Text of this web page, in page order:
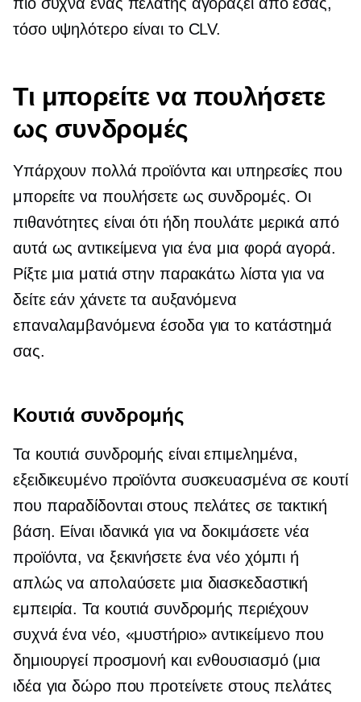
τόσο υψηλότερο είναι το CLV.
Τι μπορείτε να πουλήσετε
ως συνδρομές
Υπάρχουν πολλά προϊόντα και υπηρεσίες που
μπορείτε να πουλήσετε ως συνδρομές. Οι
πιθανότητες είναι ότι ήδη πουλάτε μερικά από
αυτά ως αντικείμενα για ένα μια φορά αγορά.
Ρίξτε μια ματιά στην παρακάτω λίστα για να
δείτε εάν χάνετε τα αυξανόμενα
επαναλαμβανόμενα έσοδα για το κατάστημά
σας.
Κουτιά συνδρομής
Τα κουτιά συνδρομής είναι επιμελημένα,
εξειδικευμένοπροϊόντα συσκευασμένα σε κουτί
που παραδίδονται στους πελάτες σε τακτική
βάση. Είναι ιδανικά για να δοκιμάσετε νέα
προϊόντα, να ξεκινήσετε ένα νέο χόμπι ή
απλώς να απολαύσετε μια διασκεδαστική
εμπειρία. Τα κουτιά συνδρομής περιέχουν
συχνά ένα νέο, «μυστήριο» αντικείμενο που
δημιουργεί προσμονή και ενθουσιασμό (μια
ιδέα για δώρο που προτείνετε στους πελάτες